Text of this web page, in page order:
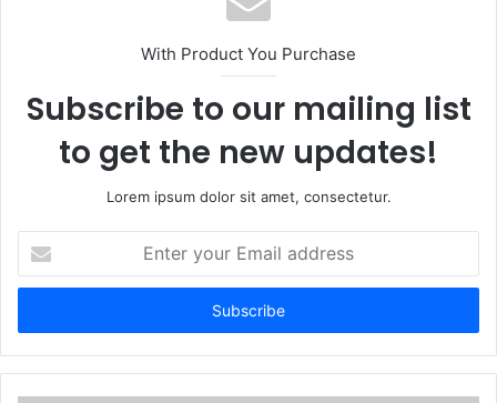
i
e
With Product You Purchase
Subscribe to our mailing list
to get the new updates!
Lorem ipsum dolor sit amet, consectetur.
t
r
y